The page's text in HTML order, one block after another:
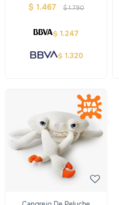
$ 1.467 $1.790
$ 1.247
$ 1.320